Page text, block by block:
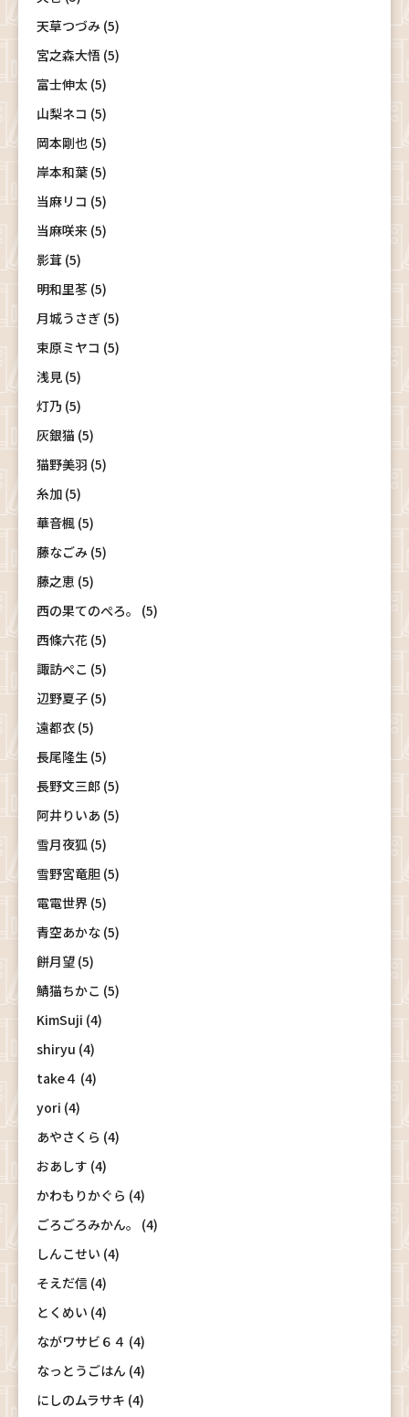
天草つづみ (5)
宮之森大悟 (5)
富士伸太 (5)
山梨ネコ (5)
岡本剛也 (5)
岸本和葉 (5)
当麻リコ (5)
当麻咲来 (5)
影茸 (5)
明和里苳 (5)
月城うさぎ (5)
束原ミヤコ (5)
浅見 (5)
灯乃 (5)
灰銀猫 (5)
猫野美羽 (5)
糸加 (5)
華音楓 (5)
藤なごみ (5)
藤之恵 (5)
西の果てのぺろ。 (5)
西條六花 (5)
諏訪ぺこ (5)
辺野夏子 (5)
遠都衣 (5)
長尾隆生 (5)
長野文三郎 (5)
阿井りいあ (5)
雪月夜狐 (5)
雪野宮竜胆 (5)
電電世界 (5)
青空あかな (5)
餅月望 (5)
鯖猫ちかこ (5)
KimSuji (4)
shiryu (4)
take４ (4)
yori (4)
あやさくら (4)
おあしす (4)
かわもりかぐら (4)
ごろごろみかん。 (4)
しんこせい (4)
そえだ信 (4)
とくめい (4)
ながワサビ６４ (4)
なっとうごはん (4)
にしのムラサキ (4)